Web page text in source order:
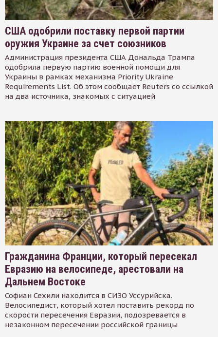
США одобрили поставку первой партии
оружия Украине за счет союзников
Администрация президента США Дональда Трампа
одобрила первую партию военной помощи для
Украины в рамках механизма Priority Ukraine
Requirements List. Об этом сообщает Reuters со ссылкой
на два источника, знакомых с ситуацией
Гражданина Франции, который пересекал
Евразию на велосипеде, арестовали на
Дальнем Востоке
Софиан Сехили находится в СИЗО Уссурийска.
Велосипедист, который хотел поставить рекорд по
скорости пересечения Евразии, подозревается в
незаконном пересечении российской границы